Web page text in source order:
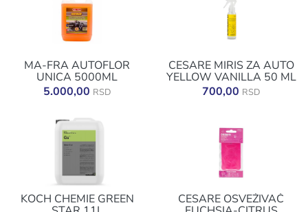
MA-FRA AUTOFLOR
UNICA 5000ML
5.000,00 RSD
CESARE MIRIS ZA AUTO
YELLOW VANILLA 50 ML
700,00 RSD
KOCH CHEMIE GREEN CESARE OSVEŽIVAČ